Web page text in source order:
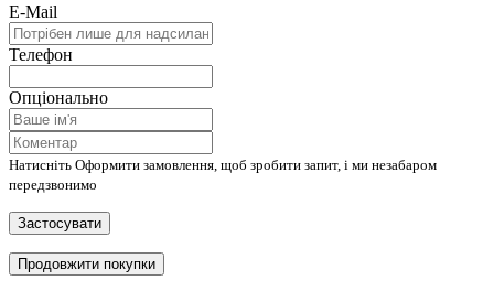
E-Mail
Телефон
Опціонально
Натисніть Оформити замовлення, щоб зробити запит, і ми незабаром
передзвонимо
Застосувати
Продовжити покупки